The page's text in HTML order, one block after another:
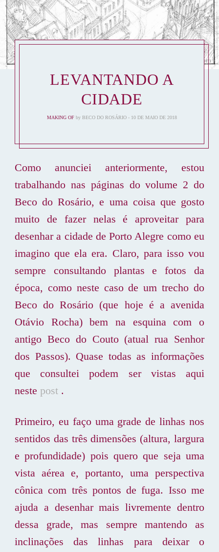
LEVANTANDO A
CIDADE
MAKING OF by BECO DO ROSÁRIO 10 DE MAIO DE 2018
Como anunciei anteriormente, estou
trabalhando nas páginas do volume 2 do
Beco do Rosário, e uma coisa que gosto
muito de fazer nelas é aproveitar para
desenhar a cidade de Porto Alegre como eu
imagino que ela era. Claro, para isso vou
sempre consultando plantas e fotos da
época, como neste caso de um trecho do
Beco do Rosário (que hoje é a avenida
Otávio Rocha) bem na esquina com o
antigo Beco do Couto (atual rua Senhor
dos Passos). Quase todas as informações
que consultei podem ser vistas aqui
neste post .
Primeiro, eu faço uma grade de linhas nos
sentidos das três dimensões (altura, largura
e profundidade) pois quero que seja uma
vista aérea e, portanto, uma perspectiva
cônica com três pontos de fuga. Isso me
ajuda a desenhar mais livremente dentro
dessa grade, mas sempre mantendo as
inclinações das linhas para deixar o